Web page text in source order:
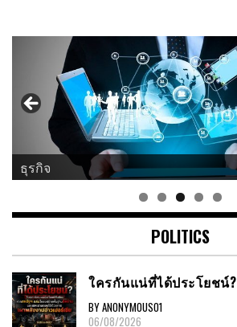
ธุรกิจ
POLITICS
ใครกันแน่ที่ได้ประโยชน์?
BY ANONYMOUS01
06/08/2026